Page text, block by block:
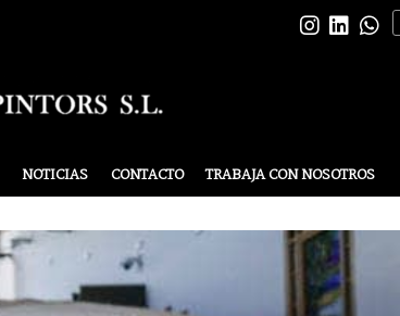
NOTICIAS CONTACTO TRABAJA CON NOSOTROS